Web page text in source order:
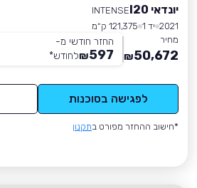
יונדאי I20
INTENSE
2021 יד 1
121,375 ק״מ
מחיר
50,672
₪
החזר חודשי מ-
597
₪לחודש*
לפגישה בסוכנות
*חישוב ההחזר מפורט בתקנון